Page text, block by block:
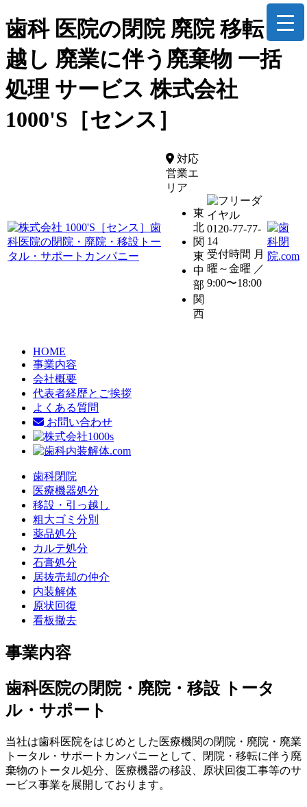
歯科 医院の閉院 廃院 移転 引
越し 廃業に伴う廃棄物 一括
処理 サービス 株式会社
1000'S［センス］
対応
営業エ
リア
東
北
関
東
中
部
関
西
0120-77-77-
14
受付時間 月
曜～金曜 ／
9:00〜18:00
HOME
事業内容
会社概要
代表者経歴とご挨拶
よくある質問
お問い合わせ
歯科閉院
医療機器処分
移設・引っ越し
粗大ゴミ分別
薬品処分
カルテ処分
石膏処分
居抜売却の仲介
内装解体
原状回復
看板撤去
事業内容
歯科医院の閉院・廃院・移設 トータ
ル・サポート
当社は歯科医院をはじめとした医療機関の閉院・廃院・廃業
トータル・サポートカンパニーとして、閉院・移転に伴う廃
棄物のトータル処分、医療機器の移設、原状回復工事等のサ
ービス事業を展開しております。